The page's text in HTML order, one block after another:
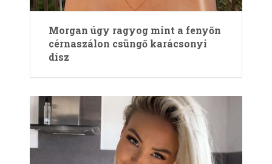
Morgan úgy ragyog mint a fenyőn
cérnaszálon csüngő karácsonyi
dísz